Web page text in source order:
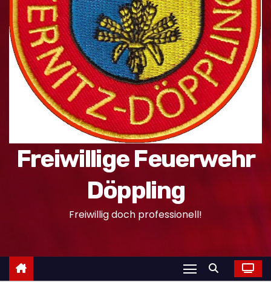
Freiwillige Feuerwehr
Döppling
Freiwillig doch professionell!